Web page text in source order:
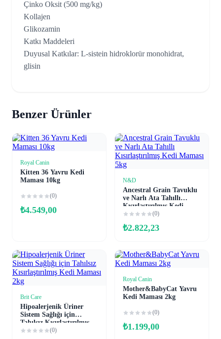
Çinko Oksit (500 mg/kg)
Kollajen
Glikozamin
Katkı Maddeleri
Duyusal Katkılar: L-sistein hidroklorür monohidrat,
glisin
Benzer Ürünler
Sepete Ekle
Royal Canin
Kitten 36 Yavru Kedi
Maması 10kg
(0)
₺4.549,00
N&D
Ancestral Grain Tavuklu
ve Narlı Ata Tahıllı
Kısırlaştırılmış Kedi
Maması 5kg
(0)
₺2.822,23
Brit Care
Hipoalerjenik Üriner
Sistem Sağlığı için
Tahılsız Kısırlaştırılmış
Kedi Maması 2kg
(0)
Sepete Ekle
Royal Canin
Mother&BabyCat Yavru
Kedi Maması 2kg
(0)
₺1.199,00